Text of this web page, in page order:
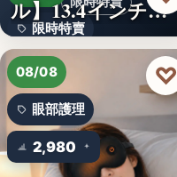
限時特賣
文字
ル】13.4インチ大
画面…
08/08
眼部護理
2,980
♡